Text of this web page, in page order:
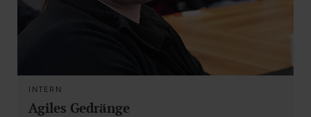
INTERN
Agiles Gedränge